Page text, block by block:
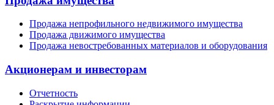
Продажа непрофильного недвижимого имущества
Продажа движимого имущества
Продажа невостребованных материалов и оборудования
Акционерам и инвесторам
Отчетность